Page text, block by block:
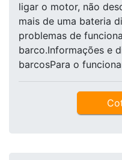
ligar o motor, não
mais de uma bateria
problemas de
barco.Informações e
barcosPara o